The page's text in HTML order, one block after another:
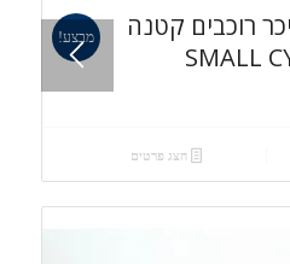
רוכבים קטנה
SMALL
מבצע!
הצג פרטים